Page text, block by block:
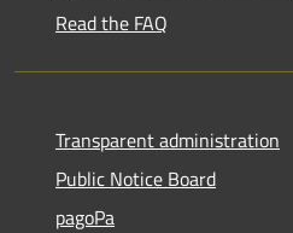
Read the FAQ
Transparent administration
Public Notice Board
pagoPa